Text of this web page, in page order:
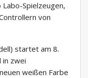
Spielzeugen,
von
startet am 8.
in zwei
weißen Farbe